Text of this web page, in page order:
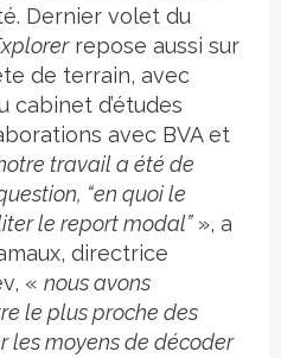
Dernier volet du
repose aussi sur
de terrain, avec
cabinet d’études
avec BVA et
travail a été de
“en quoi le
le report modal”», a
directrice
« nous avons
le plus proche des
les moyens de décoder